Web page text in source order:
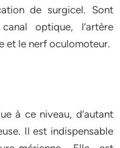
de surgicel. Sont
optique, l’artère
et le nerf oculomoteur.
à ce niveau, d’autant
Il est indispensable